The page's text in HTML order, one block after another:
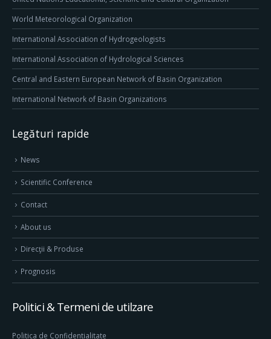
World Meteorological Organization
International Association of Hydrogeologists
International Association of Hydrological Sciences
Central and Eastern European Network of Basin Organization
International Network of Basin Organizations
Legături rapide
News
Scientific Conference
Contact
About us
Direcţii & Produse
Prognosis
Politici & Termeni de utilzare
Politica de Confidentialitate